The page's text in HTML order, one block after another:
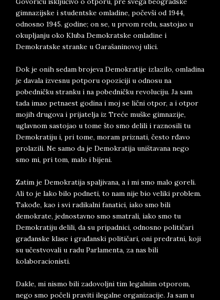
gimnazijske i studentske omladine, počevši od 1944,
odnosno 1945. godine; on se, u prvom redu, sastojao u
okupljanju oko Kluba Demokratske omladine i
Demokratske stranke u Garašaninovoj ulici.
Dok je onih sedam brojeva Demokratije izlazilo, omladina
je davala izvesnu potporu opoziciji u odnosu na
pobedničku stranku i na pobedničku revoluciju. Ja sam
tada imao petnaest godina i moj se lični otpor, a i otpor
mojih drugova i prijatelja iz Treće muške gimnazije,
uglavnom sastojao u tome što smo delili i raznosili tu
Demokratiju i, pri tome, moram priznati, često rđavo
prolazili. Ne samo da je Demokratija uništavana nego
smo mi, pri tom, malo i bijeni.
Zatim je Demokratija spaljivana, a i mi smo malo goreli.
Ali to je lako bilo podneti, to nam nije bio veliki problem.
Takođe, kao i svi radikalni fanatici, iako smo bili
demokrate, jednostavno smo smatrali, iako smo tu
Demokratiju delili, da su pripadnici, odnosno političari
građanske klase i građanski političari, oni predratni, koji
su učestvovali u radu Parlamenta, za nas bili
kolaboracionisti.
Dakle, mi nismo bili zadovoljni tim legalnim otporom,
nego smo počeli praviti ilegalne organizacije. Ja sam u